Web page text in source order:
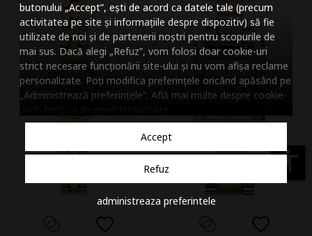
butonului „Accept”, ești de acord ca datele tale (precum
activitatea pe site și informațiile despre dispozitiv) să fie
utilizate de noi și de partenerii noștri pentru scopurile de
mai sus. Dacă alegi „Refuz”, vom folosi doar cookie-uri
strict necesare funcționării site-ului și nu vom afișa reclame
personalizate. Poți modifica preferințele oricând apăsând pe
„Administrează preferințele”. Află mai multe despre cookie-
Accept
Refuz
administreaza preferintele
accessibility
Micsoreaza
Mareste inaltimea
Micsoreaza
Inverseaza culorile
Nuante de gri
Cursor mare
Subliniaza link-urile